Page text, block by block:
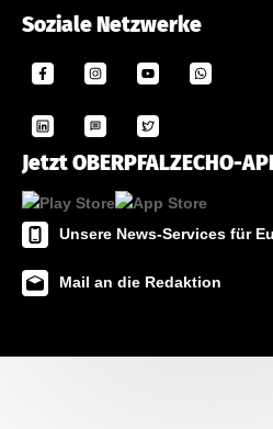
Soziale Netzwerke
Jetzt OBERPFALZECHO-
Unsere News-Services für
Mail an die Redaktion